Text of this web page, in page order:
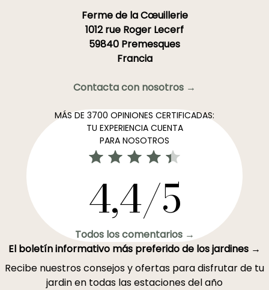
Ferme de la Cœuillerie
1012 rue Roger Lecerf
59840 Premesques
Francia
Contacta con nosotros →
MÁS DE 3700 OPINIONES CERTIFICADAS:
TU EXPERIENCIA CUENTA
PARA NOSOTROS
4,4/5
Todos los comentarios →
El boletín informativo más preferido de los jardines →
Recibe nuestros consejos y ofertas para disfrutar de tu
jardin en todas las estaciones del año